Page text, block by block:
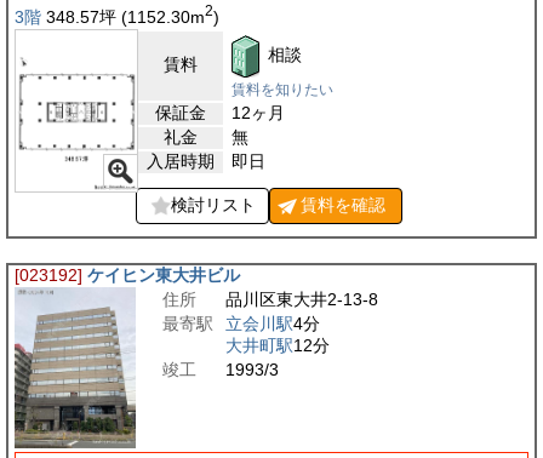
3階 348.57坪 (1152.30m2)
賃料 相談
賃料を知りたい
保証金
12ヶ月
礼金
無
入居時期
即日
検討リスト 賃料を確認
[023192] ケイヒン東大井ビル
住所
品川区東大井2-13-8
最寄駅
立会川駅4分
大井町駅12分
竣工
1993/3